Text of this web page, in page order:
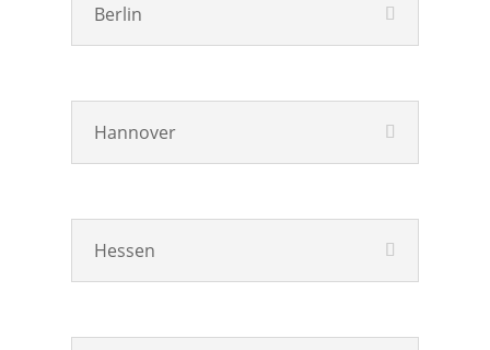
Berlin
Hannover
Hessen